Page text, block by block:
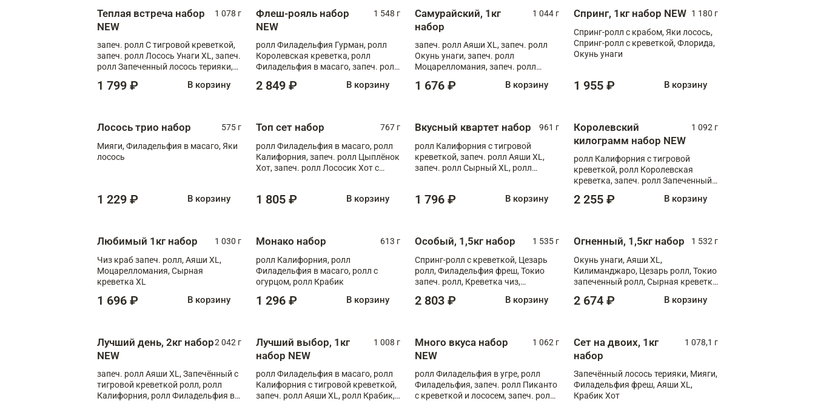
Теплая встреча набор
NEW
1 078 г
запеч. ролл С тигровой креветкой,
запеч. ролл Лосось Унаги XL, запеч.
ролл Запеченный лосось терияки,
1 799 ₽ В корзину
Флеш-рояль набор
NEW
1 548 г
ролл Филадельфия Гурман, ролл
Королевская креветка, ролл
Филадельфия в масаго, запеч. ролл
Тигровая креветка с моцареллой,
2 849 ₽ В корзину
Самурайский, 1кг
набор
1 044 г
запеч. ролл Аяши XL, запеч. ролл
Окунь унаги, запеч. ролл
Моцарелломания, запеч. ролл
1 676 ₽ В корзину
Спринг, 1кг набор NEW 1 180 г
Спринг-ролл с крабом, Яки лосось,
Спринг-ролл с креветкой, Флорида,
Окунь унаги
1 955 ₽ В корзину
Лосось трио набор
575 г
Мияги, Филадельфия в масаго, Яки
лосось
1 229 ₽ В корзину
Топ сет набор
767 г
ролл Филадельфия в масаго, ролл
Калифорния, запеч. ролл Цыплёнок
Хот, запеч. ролл Лососик Хот с
1 805 ₽ В корзину
Вкусный квартет набор
961 г
ролл Калифорния с тигровой
креветкой, запеч. ролл Аяши XL,
запеч. ролл Сырный XL, ролл
1 796 ₽ В корзину
Королевский
килограмм набор NEW
1 092 г
ролл Калифорния с тигровой
креветкой, ролл Королевская
креветка, запеч. ролл Запеченный
XL, запеч. ролл Крабик Хот
2 255 ₽ В корзину
Любимый 1кг набор
1 030 г
Чиз краб запеч. ролл, Аяши XL,
Моцарелломания, Сырная
креветка XL
1 696 ₽ В корзину
Монако набор
613 г
ролл Калифорния, ролл
Филадельфия в масаго, ролл с
огурцом, ролл Крабик
1 296 ₽ В корзину
Особый, 1,5кг набор
1 535 г
Спринг-ролл с креветкой, Цезарь
ролл, Филадельфия фреш, Токио
запеч. ролл, Креветка чиз,
Флорида
2 803 ₽ В корзину
Огненный, 1,5кг набор
1 532 г
Окунь унаги, Аяши XL,
Килиманджаро, Цезарь ролл, Токио
запеченный ролл, Сырная креветка
2 674 ₽ В корзину
Лучший день, 2кг набор
NEW
2 042 г
запеч. ролл Аяши XL, Запечённый с
тигровой креветкой ролл, ролл
Калифорния, ролл Филадельфия в
Лучший выбор, 1кг
набор NEW
1 008 г
ролл Филадельфия в масаго, ролл
Калифорния с тигровой креветкой,
запеч. ролл Аяши XL, ролл Крабик,
Много вкуса набор
NEW
1 062 г
ролл Филадельфия в угре, ролл
Филадельфия, запеч. ролл Пиканто
с креветкой и лососем, запеч. ролл
Сет на двоих, 1кг
набор
1 078,1 г
Запечённый лосось терияки, Мияги,
Филадельфия фреш, Аяши XL,
Крабик Хот